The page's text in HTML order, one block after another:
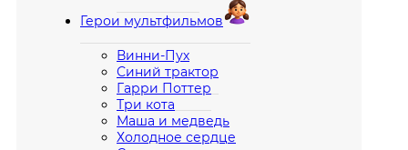
Герои мультфильмов
Винни-Пух
Синий трактор
Гарри Поттер
Три кота
Маша и медведь
Холодное сердце